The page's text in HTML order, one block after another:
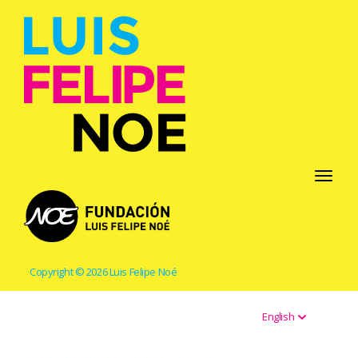
Toggle
Copyright © 2026 Luis Felipe Noé
English